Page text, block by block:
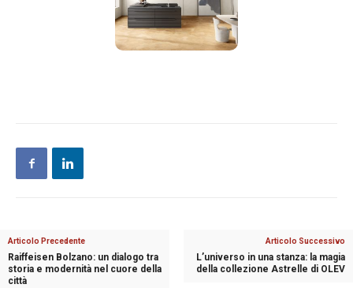
Articolo Precedente
Raiffeisen Bolzano: un dialogo tra
storia e modernità nel cuore della
città
Articolo Successivo
L’universo in una stanza: la magia
della collezione Astrelle di OLEV